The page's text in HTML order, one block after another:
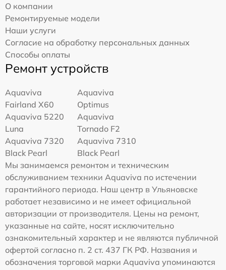
О компании
Ремонтируемые модели
Наши услуги
Согласие на обработку персональных данных
Способы оплаты
Ремонт устройств
Aquaviva
Fairland X60
Aquaviva
Optimus
Aquaviva 5220
Luna
Aquaviva
Tornado F2
Aquaviva 7320
Black Pearl
Aquaviva 7310
Black Pearl
Мы занимаемся ремонтом и техническим
обслуживанием техники Aquaviva по истечении
гарантийного периода. Наш центр в Ульяновске
работает независимо и не имеет официальной
авторизации от производителя. Цены на ремонт,
указанные на сайте, носят исключительно
ознакомительный характер и не являются публичной
офертой согласно п. 2 ст. 437 ГК РФ. Названия и
обозначения торговой марки Aquaviva упоминаются